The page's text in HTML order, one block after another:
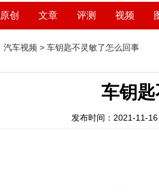
原创 文章 评测 视频
汽车视频 > 车钥匙不灵敏了怎么回事
车钥
发布时间：2021-11-